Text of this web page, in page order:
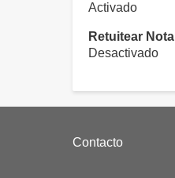
Activado
Retuitear Nota
Desactivado
Footer
Contacto